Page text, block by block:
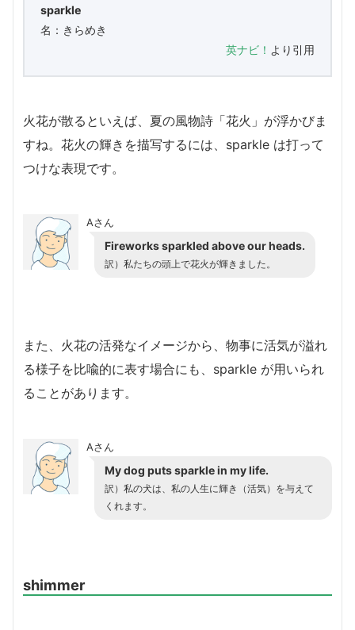
sparkle
名：きらめき
英ナビ！ より引用
火花が散るといえば、夏の風物詩「花火」が浮かびま
すね。花火の輝きを描写するには、sparkle は打って
つけな表現です。
Aさん
Fireworks sparkled above our heads.
訳）私たちの頭上で花火が輝きました。
また、火花の活発なイメージから、物事に活気が溢れ
る様子を比喩的に表す場合にも、sparkle が用いられ
ることがあります。
Aさん
My dog puts sparkle in my life.
訳）私の犬は、私の人生に輝き（活気）を与えて
くれます。
shimmer